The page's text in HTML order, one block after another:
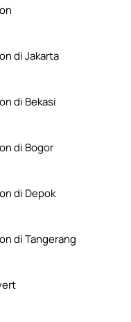
di Jakarta
di Bekasi
di Bogor
di Depok
di Tangerang